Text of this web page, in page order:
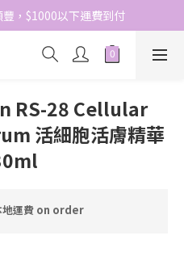
惠價於結帳時自動扣減
，$1000以下運費到付
惠價於結帳時自動扣減
RS-28 Cellular
活細胞活膚精華
地運費 on order